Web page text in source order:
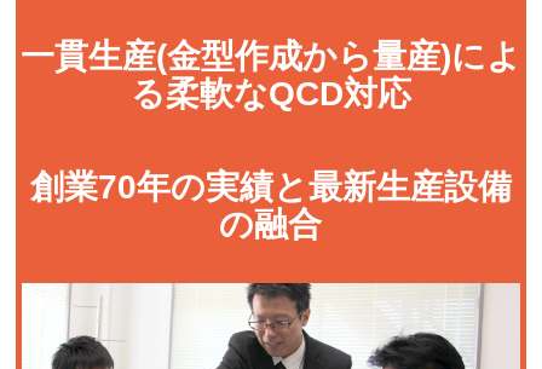
一貫生産(金型作成から量産)によ
る柔軟なQCD対応
創業70年の実績と最新生産設備
の融合